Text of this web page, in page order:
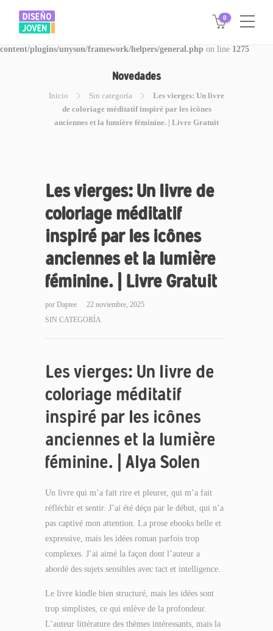
Warning: Invalid argument supplied for foreach() in
/www/disegnojoven.com.ar/htdocs/wp-
content/plugins/unyson/framework/helpers/general.php on line 1275
0
Novedades
Inicio Sin categoría
Les vierges: Un livre
de coloriage méditatif inspiré par les icônes
anciennes et la lumière féminine. | Livre Gratuit
Les vierges: Un livre de
coloriage méditatif
inspiré par les icônes
anciennes et la lumière
féminine. | Livre Gratuit
por Daptee
22 noviembre, 2025
SIN CATEGORÍA
Les vierges: Un livre de
coloriage méditatif
inspiré par les icônes
anciennes et la lumière
féminine. | Alya Solen
Un livre qui m’a fait rire et pleurer, qui m’a fait
réfléchir et sentir. J’ai été déçu par le début, qui n’a
pas captivé mon attention. La prose ebooks belle et
expressive, mais les idées roman parfois trop
complexes. J’ai aimé la façon dont l’auteur a
abordé des sujets sensibles avec tact et intelligence.
Le livre kindle bien structuré, mais les idées sont
trop simplistes, ce qui enlève de la profondeur.
L’auteur littérature des thèmes intéressants, mais la